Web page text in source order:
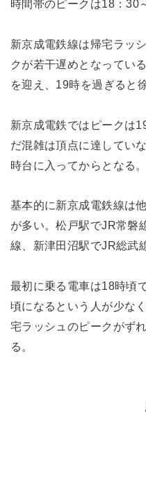
時間帯のピークは18：30
新京成電鉄線は帰宅ラッ
クが若干遅めとなってい
を迎え、19時を過ぎると
新京成電鉄ではピークは
だ混雑は頂点に達してい
時台に入ってからとなる。
基本的に新京成電鉄線は
が多い。松戸駅でJR常磐
線、新津田沼駅でJR総武
最初に乗る電車は18時頃
頃になるという人が少な
宅ラッシュのピークがず
る。